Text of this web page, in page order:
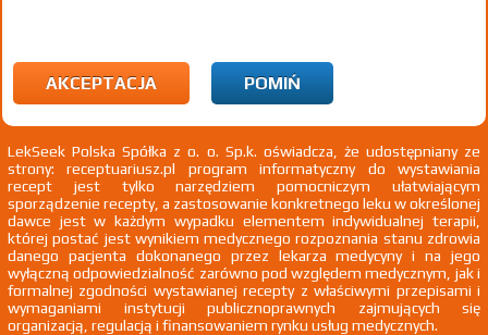
wskazania przy opisie leku) Wskazania pozarejestracyjne: Zapalenie
błony śluzowej żołądka u dzieci poniżej 2 rż.
Wszystkie dawki leku ATC
AKCEPTACJA POMIŃ
LekSeek Polska Spółka z o. o. Sp.k. oświadcza, że udostępniany ze
strony: receptuariusz.pl program informatyczny do wystawiania
recept jest tylko narzędziem pomocniczym ułatwiającym
sporządzenie recepty, a zastosowanie konkretnego leku w określonej
dawce jest w każdym wypadku elementem indywidualnej terapii,
której postać jest wynikiem medycznego rozpoznania stanu zdrowia
danego pacjenta dokonanego przez lekarza medycyny i na jego
wyłączną odpowiedzialność zarówno pod względem medycznym, jak i
formalnej zgodności wystawianej recepty z właściwymi przepisami i
wymaganiami instytucji publicznoprawnych zajmujących się
organizacją, regulacją i finansowaniem rynku usług medycznych.